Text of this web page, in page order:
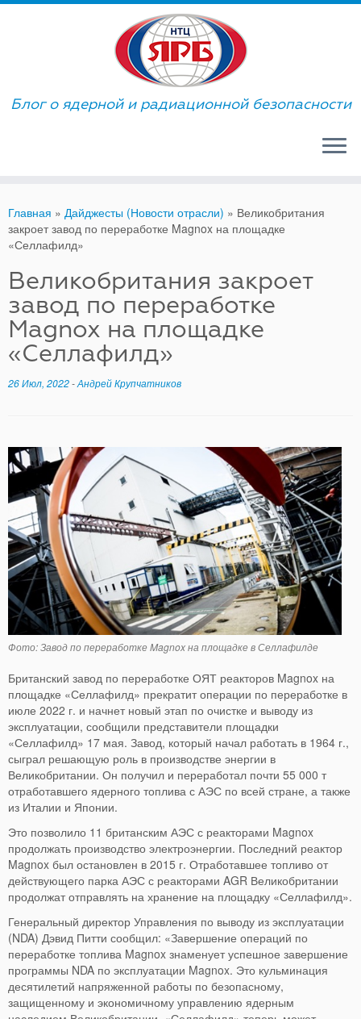
Skip
Блог о ядерной и радиационной безопасности
Главная » Дайджесты (Новости отрасли) » Великобритания
закроет завод по переработке Magnox на площадке
«Селлафилд»
Великобритания закроет
завод по переработке
Magnox на площадке
«Селлафилд»
26 Июл, 2022-Андрей Крупчатников
Фото: Завод по переработке Magnox на площадке в Селлафилде
Британский завод по переработке ОЯТ реакторов Magnox на
площадке «Селлафилд» прекратит операции по переработке в
июле 2022 г. и начнет новый этап по очистке и выводу из
эксплуатации, сообщили представители площадки
«Селлафилд» 17 мая. Завод, который начал работать в 1964 г.,
сыграл решающую роль в производстве энергии в
Великобритании. Он получил и переработал почти 55 000 т
отработавшего ядерного топлива с АЭС по всей стране, а также
из Италии и Японии.
Это позволило 11 британским АЭС с реакторами Magnox
продолжать производство электроэнергии. Последний реактор
Magnox был остановлен в 2015 г. Отработавшее топливо от
действующего парка АЭС с реакторами AGR Великобритании
продолжат отправлять на хранение на площадку «Селлафилд».
Генеральный директор Управления по выводу из эксплуатации
(NDA) Дэвид Питти сообщил: «Завершение операций по
переработке топлива Magnox знаменует успешное завершение
программы NDA по эксплуатации Magnox. Это кульминация
десятилетий напряженной работы по безопасному,
защищенному и экономичному управлению ядерным